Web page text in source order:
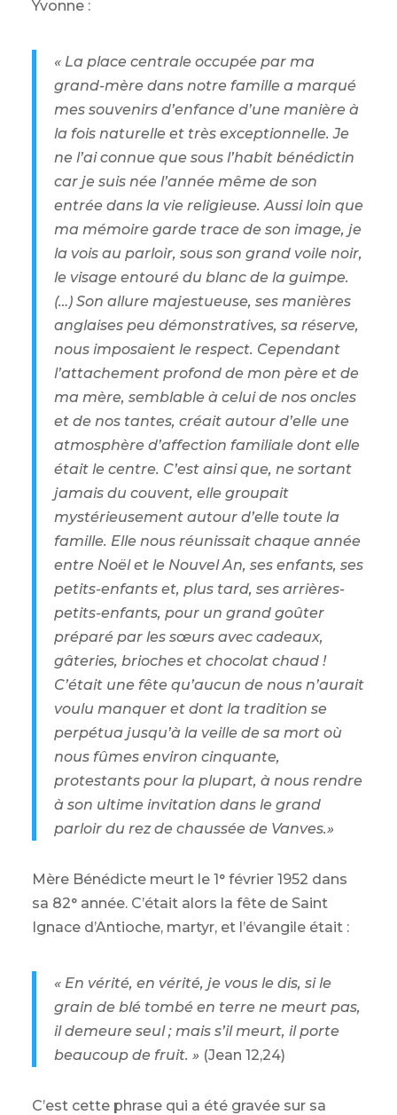
Yvonne :
« La place centrale occupée par ma
grand-mère dans notre famille a marqué
mes souvenirs d’enfance d’une manière à
la fois naturelle et très exceptionnelle. Je
ne l’ai connue que sous l’habit bénédictin
car je suis née l’année même de son
entrée dans la vie religieuse. Aussi loin que
ma mémoire garde trace de son image, je
la vois au parloir, sous son grand voile noir,
le visage entouré du blanc de la guimpe.
(…) Son allure majestueuse, ses manières
anglaises peu démonstratives, sa réserve,
nous imposaient le respect. Cependant
l’attachement profond de mon père et de
ma mère, semblable à celui de nos oncles
et de nos tantes, créait autour d’elle une
atmosphère d’affection familiale dont elle
était le centre. C’est ainsi que, ne sortant
jamais du couvent, elle groupait
mystérieusement autour d’elle toute la
famille. Elle nous réunissait chaque année
entre Noël et le Nouvel An, ses enfants, ses
petits-enfants et, plus tard, ses arrières-
petits-enfants, pour un grand goûter
préparé par les sœurs avec cadeaux,
gâteries, brioches et chocolat chaud !
C’était une fête qu’aucun de nous n’aurait
voulu manquer et dont la tradition se
perpétua jusqu’à la veille de sa mort où
nous fûmes environ cinquante,
protestants pour la plupart, à nous rendre
à son ultime invitation dans le grand
parloir du rez de chaussée de Vanves.»
Mère Bénédicte meurt le 1° février 1952 dans
sa 82° année. C’était alors la fête de Saint
Ignace d’Antioche, martyr, et l’évangile était :
« En vérité, en vérité, je vous le dis, si le
grain de blé tombé en terre ne meurt pas,
il demeure seul ; mais s’il meurt, il porte
beaucoup de fruit. » (Jean 12,24)
C’est cette phrase qui a été gravée sur sa